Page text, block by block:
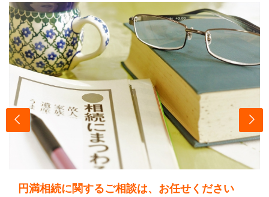
円満相続に関するご相談は、お任せください